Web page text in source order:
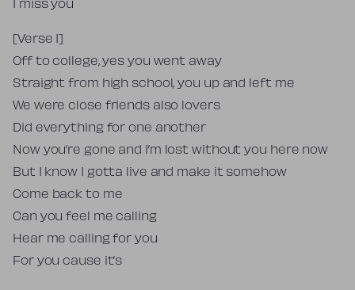
I miss you
[Verse 1]
Off to college, yes you went away
Straight from high school, you up and left me
We were close friends also lovers
Did everything for one another
Now you’re gone and I’m lost without you here now
But I know I gotta live and make it somehow
Come back to me
Can you feel me calling
Hear me calling for you
For you cause it’s